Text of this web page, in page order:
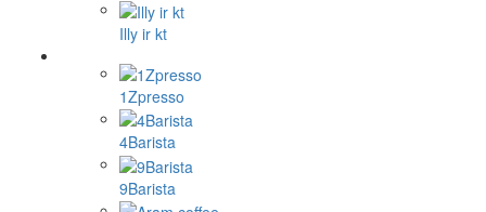
Illy ir kt
1Zpresso
4Barista
9Barista